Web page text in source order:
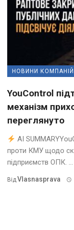
НОВИНИ КОМПАНІЙ
YouControl
механізм
переглянуто
AI
проти КМУ щодо
підприємств ОПК. ...
ВідVlasnasprava